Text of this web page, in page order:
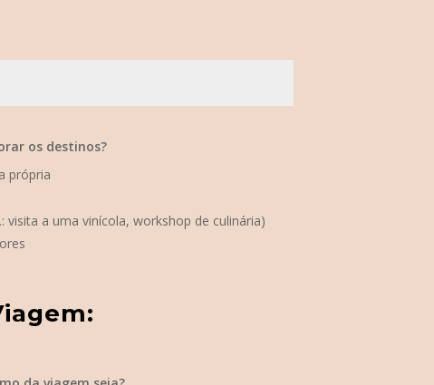
os destinos?
própria
visita a uma vinícola, workshop de culinária)